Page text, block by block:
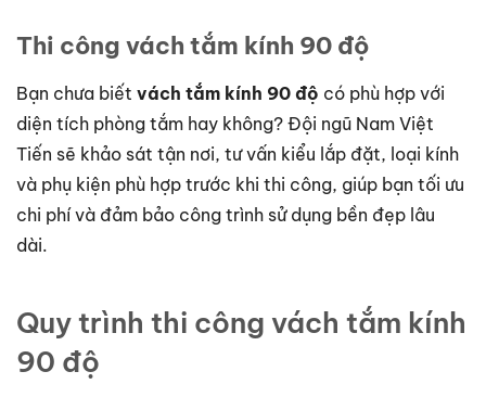
Thi công vách tắm kính 90 độ
Bạn chưa biết vách tắm kính 90 độ có phù hợp với
diện tích phòng tắm hay không? Đội ngũ Nam Việt
Tiến sẽ khảo sát tận nơi, tư vấn kiểu lắp đặt, loại kính
và phụ kiện phù hợp trước khi thi công, giúp bạn tối ưu
chi phí và đảm bảo công trình sử dụng bền đẹp lâu
dài.
Quy trình thi công vách tắm kính
90 độ